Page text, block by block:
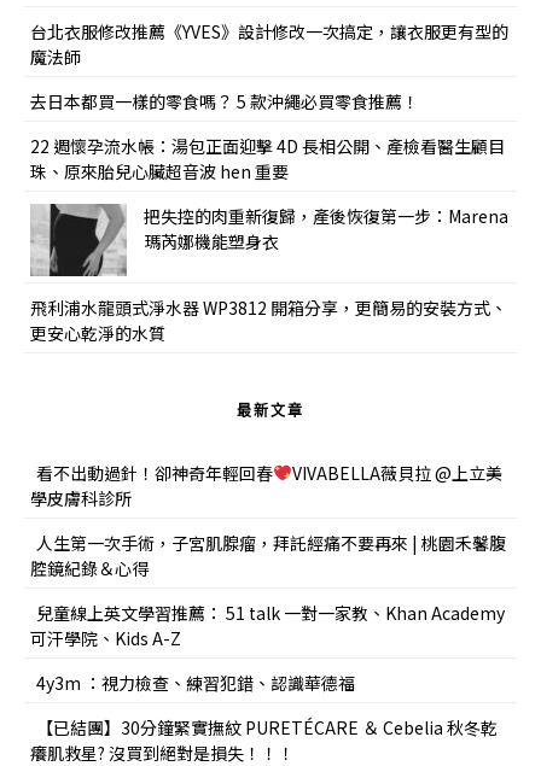
台北衣服修改推薦《YVES》設計修改一次搞定，讓衣服更有型的
魔法師
去日本都買一樣的零食嗎？ 5 款沖繩必買零食推薦！
22 週懷孕流水帳：湯包正面迎擊 4D 長相公開、產檢看醫生顧目
珠、原來胎兒心臟超音波 hen 重要
把失控的肉重新復歸，產後恢復第一步：Marena
瑪芮娜機能塑身衣
飛利浦水龍頭式淨水器 WP3812 開箱分享，更簡易的安裝方式、
更安心乾淨的水質
最新文章
看不出動過針！卻神奇年輕回春
VIVABELLA薇貝拉 @上立美
學皮膚科診所
人生第一次手術，子宮肌腺瘤，拜託經痛不要再來 | 桃園禾馨腹
腔鏡紀錄＆心得
兒童線上英文學習推薦： 51 talk 一對一家教、Khan Academy
可汗學院、Kids A-Z
4y3m ：視力檢查、練習犯錯、認識華德福
【已結團】30分鐘緊實撫紋 PURETÉCARE ＆ Cebelia 秋冬乾
癢肌救星? 沒買到絕對是損失！！！